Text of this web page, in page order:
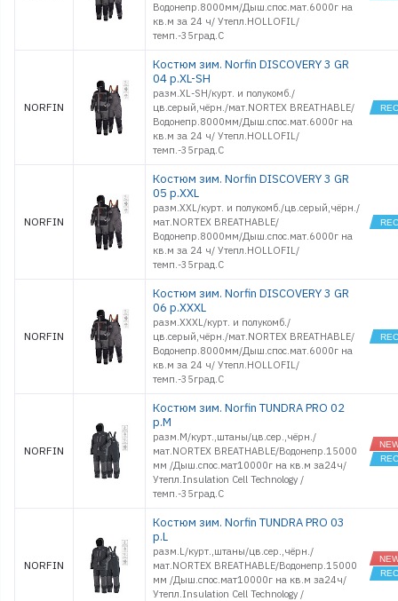
Водонепр.8000мм/Дыш.спос.мат.6000г на
кв.м за 24 ч/ Утепл.HOLLOFIL/
темп.-35град.С
NORFIN
Костюм зим. Norfin DISCOVERY 3 GR
04 р.XL-SH
разм.XL-SH/курт. и полукомб./
цв.серый,чёрн./мат.NORTEX BREATHABLE/
Водонепр.8000мм/Дыш.спос.мат.6000г на
кв.м за 24 ч/ Утепл.HOLLOFIL/
темп.-35град.С
NORFIN
Костюм зим. Norfin DISCOVERY 3 GR
05 р.XXL
разм.XXL/курт. и полукомб./цв.серый,чёрн./
мат.NORTEX BREATHABLE/
Водонепр.8000мм/Дыш.спос.мат.6000г на
кв.м за 24 ч/ Утепл.HOLLOFIL/
темп.-35град.С
NORFIN
Костюм зим. Norfin DISCOVERY 3 GR
06 р.XXXL
разм.XXXL/курт. и полукомб./
цв.серый,чёрн./мат.NORTEX BREATHABLE/
Водонепр.8000мм/Дыш.спос.мат.6000г на
кв.м за 24 ч/ Утепл.HOLLOFIL/
темп.-35град.С
NORFIN
Костюм зим. Norfin TUNDRA PRO 02
р.M
разм.M/курт.,штаны/цв.сер.,чёрн./
мат.NORTEX BREATHABLE/Водонепр.15000
мм /Дыш.спос.мат10000г на кв.м за24ч/
Утепл.Insulation Cell Technology /
темп.-35град.С
NORFIN
Костюм зим. Norfin TUNDRA PRO 03
р.L
разм.L/курт.,штаны/цв.сер.,чёрн./
мат.NORTEX BREATHABLE/Водонепр.15000
мм /Дыш.спос.мат10000г на кв.м за24ч/
Утепл.Insulation Cell Technology /